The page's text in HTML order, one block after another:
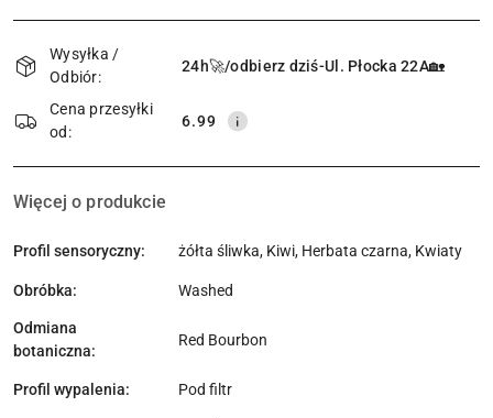
Dostępność
i
dostawa
Wysyłka /
Odbiór:
24h🚀/odbierz dziś-Ul. Płocka 22A🏡
Cena przesyłki
od:
6.99
Więcej o produkcie
Profil sensoryczny: żółta śliwka, Kiwi, Herbata czarna, Kwiaty
Obróbka: Washed
Odmiana
botaniczna:
Red Bourbon
Profil wypalenia: Pod filtr